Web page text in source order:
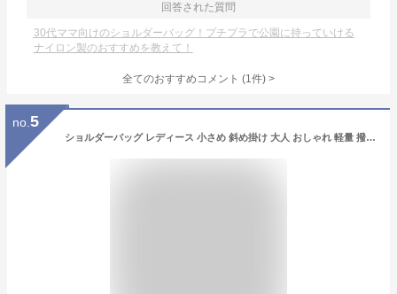
回答された質問
30代ママ向けのショルダーバッグ！プチプラで公園に持っていける
ナイロン製のおすすめを教えて！
全てのおすすめコメント (1件) >
no. 5
ショルダーバッグ レディース 小さめ 斜め掛け 大人 おしゃれ 軽量 撥水 ナイロン 舟形 ミニショルダーバッグ マチ広 ブランド sobia かわいい 半月 旅行 通勤 通学 プレゼント 母の日 ギフト